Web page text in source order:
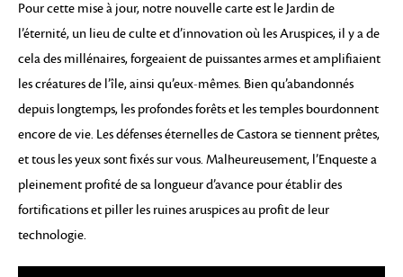
Pour cette mise à jour, notre nouvelle carte est le Jardin de
l’éternité, un lieu de culte et d’innovation où les Aruspices, il y a de
cela des millénaires, forgeaient de puissantes armes et amplifiaient
les créatures de l’île, ainsi qu’eux-mêmes. Bien qu’abandonnés
depuis longtemps, les profondes forêts et les temples bourdonnent
encore de vie. Les défenses éternelles de Castora se tiennent prêtes,
et tous les yeux sont fixés sur vous. Malheureusement, l’Enqueste a
pleinement profité de sa longueur d’avance pour établir des
fortifications et piller les ruines aruspices au profit de leur
technologie.